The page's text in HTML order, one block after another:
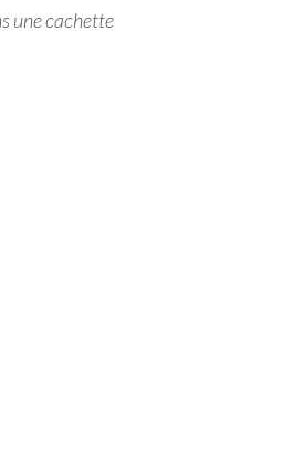
une cachette